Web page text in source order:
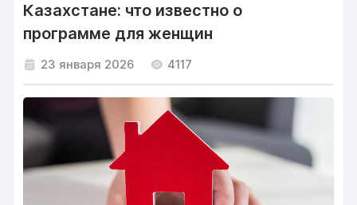
Казахстане: что известно о
программе для женщин
23 января 2026 4117